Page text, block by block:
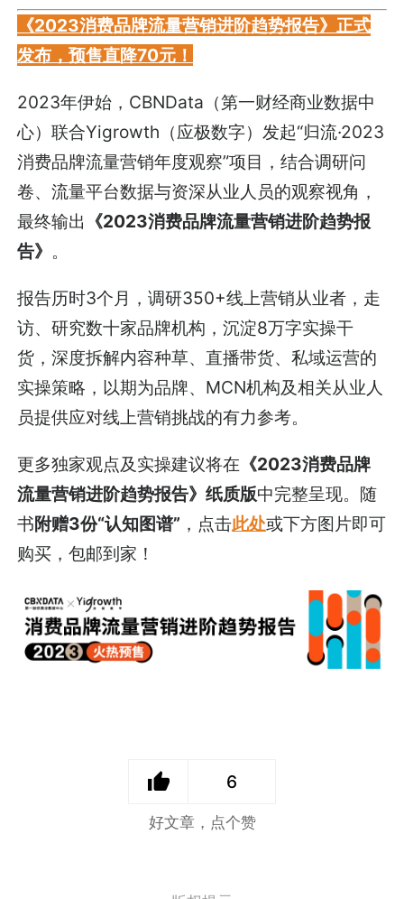
《2023消费品牌流量营销进阶趋势报告》正式
发布，预售直降70元！
2023年伊始，CBNData（第一财经商业数据中
心）联合Yigrowth（应极数字）发起“归流·2023
消费品牌流量营销年度观察”项目，结合调研问
卷、流量平台数据与资深从业人员的观察视角，
最终输出 《2023消费品牌流量营销进阶趋势报
告》 。
报告历时3个月，调研350+线上营销从业者，走
访、研究数十家品牌机构，沉淀8万字实操干
货，深度拆解内容种草、直播带货、私域运营的
实操策略，以期为品牌、MCN机构及相关从业人
员提供应对线上营销挑战的有力参考。
更多独家观点及实操建议将在 《2023消费品牌
流量营销进阶趋势报告》纸质版中完整呈现。随
书附赠3份“认知图谱” ，点击此处或下方图片即可
购买，包邮到家！
6
好文章，点个赞